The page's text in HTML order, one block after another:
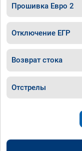
Прошивка Евро 2
Отключение ЕГР
Возврат стока
Отстрелы